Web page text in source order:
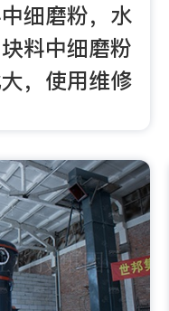
细磨粉，水
料中细磨粉
，使用维修